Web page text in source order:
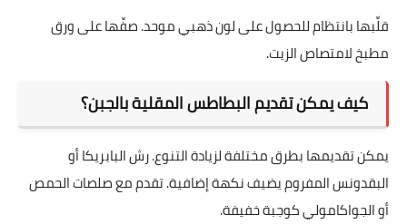
قلِّبها بانتظام للحصول على لون ذهبي موحد. صفِّها على ورق
مطبخ لامتصاص الزيت.
كيف يمكن تقديم البطاطس المقلية بالجبن؟
يمكن تقديمها بطرق مختلفة لزيادة التنوع. رش البابريكا أو
البقدونس المفروم يضيف نكهة إضافية. تقدم مع صلصات الحمص
أو الجواكامولي كوجبة خفيفة.